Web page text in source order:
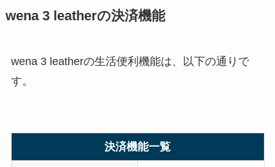
wena 3 leatherの決済機能
wena 3 leatherの生活便利機能は、以下の通りで
す。
決済機能一覧